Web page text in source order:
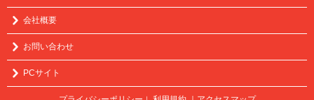
会社概要
お問い合わせ
PCサイト